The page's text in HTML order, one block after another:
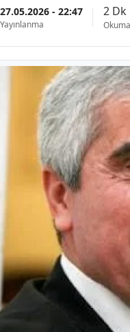
27.05.2026 - 22:47
Yayınlanma
2 Dk